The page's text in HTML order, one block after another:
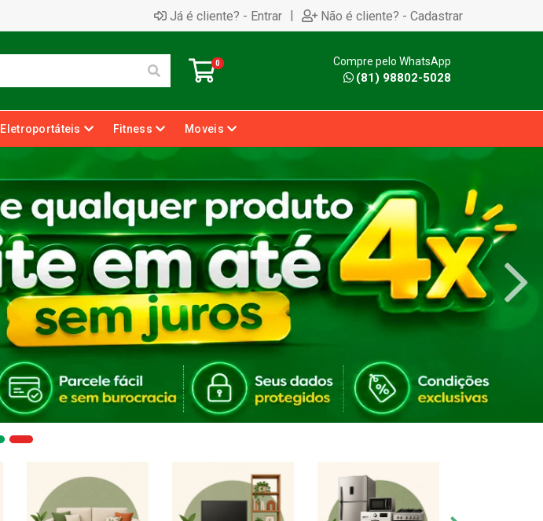
Já é cliente? - Entrar | Não é cliente? - Cadastrar
0 Compre pelo WhatsApp
(81) 98802-5028
Eletroportáteis Fitness Moveis